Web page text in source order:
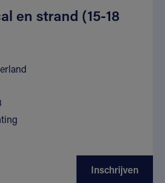
en strand (15-18
Inschrijven